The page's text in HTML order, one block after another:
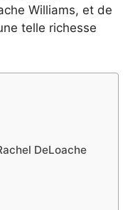
Williams, et de
telle richesse
DeLoache